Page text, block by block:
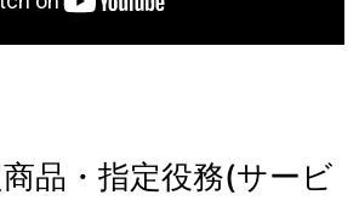
品・指定役務(サービ